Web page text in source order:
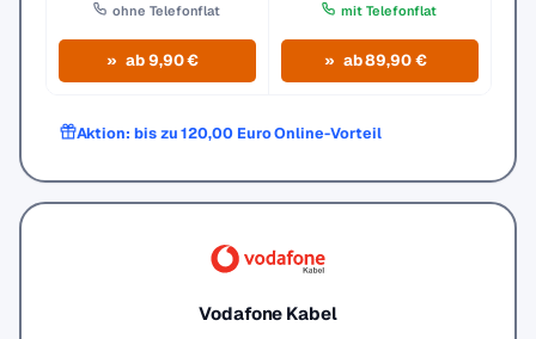
ohne Telefonflat
ab 9,90 €
mit Telefonflat
ab 89,90 €
Aktion: bis zu 120,00 Euro Online-Vorteil
Vodafone Kabel